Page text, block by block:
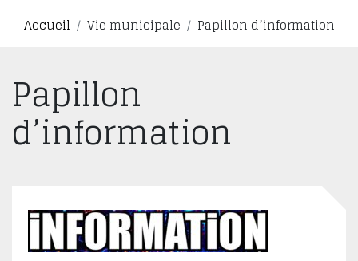
Accueil Vie municipale Papillon d’information
Papillon
d’information